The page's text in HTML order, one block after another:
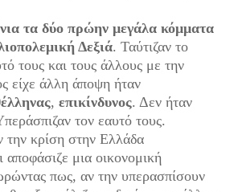
τα δύο πρώην μεγάλα κόμματα
Δεξιά. Ταύτιζαν το
τους και τους άλλους με την
είχε άλλη άποψη ήταν
, επικίνδυνος. Δεν ήταν
τον εαυτό τους.
την κρίση στην Ελλάδα
αποφάσιζε μια οικονομική
πως, αν την υπερασπίσουν